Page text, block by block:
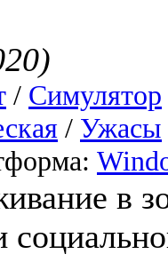
/ Симулятор
/ Ужасы
в